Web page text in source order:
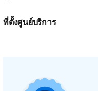
ที่ตั้งศูนย์บริการ